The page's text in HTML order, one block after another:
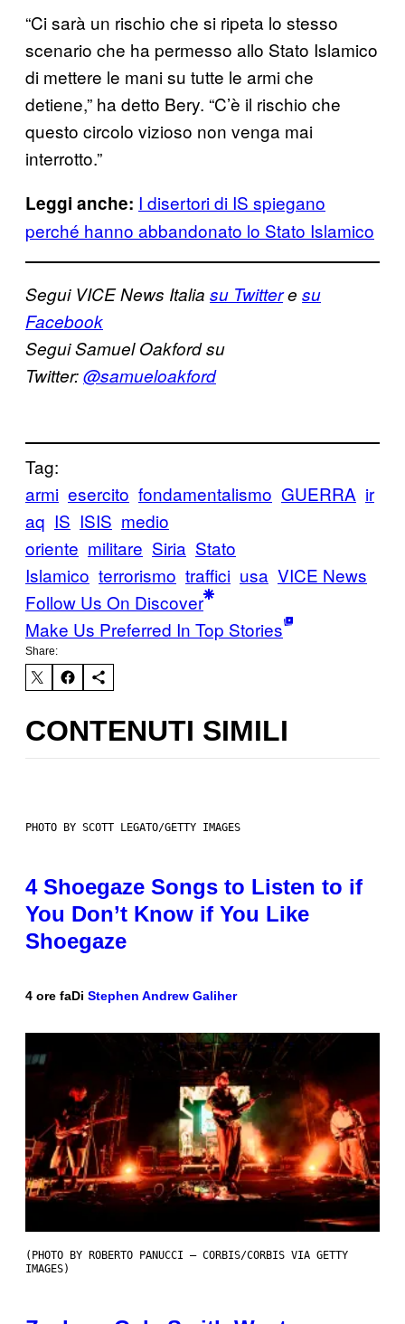
“Ci sarà un rischio che si ripeta lo stesso
scenario che ha permesso allo Stato Islamico
di mettere le mani su tutte le armi che
detiene,” ha detto Bery. “C’è il rischio che
questo circolo vizioso non venga mai
interrotto.”
Leggi anche: I disertori di IS spiegano
perché hanno abbandonato lo Stato Islamico
Segui VICE News Italia su Twittere su
Facebook
Segui Samuel Oakford su
Twitter:@samueloakford
Tag:
armi esercito fondamentalismo GUERRA ir
aq IS ISIS medio
oriente militare Siria Stato
Islamico terrorismo traffici usa VICE News
Follow Us On Discover
Make Us Preferred In Top Stories
Share:
CONTENUTI SIMILI
PHOTO BY SCOTT LEGATO/GETTY IMAGES
4 Shoegaze Songs to Listen to if
You Don’t Know if You Like
Shoegaze
4 ore faDi Stephen Andrew Galiher
(PHOTO BY ROBERTO PANUCCI – CORBIS/CORBIS VIA GETTY
IMAGES)